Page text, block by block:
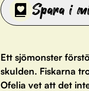
Spara i
Ett sjömonster
skulden. Fiskarna
Ofelia vet att det